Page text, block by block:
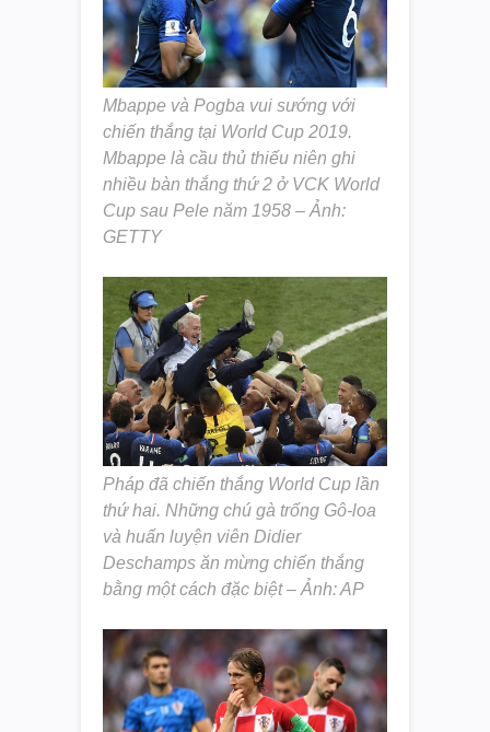
Mbappe và Pogba vui sướng với
chiến thắng tại World Cup 2019.
Mbappe là cầu thủ thiếu niên ghi
nhiều bàn thắng thứ 2 ở VCK World
Cup sau Pele năm 1958 – Ảnh:
GETTY
Pháp đã chiến thắng World Cup lần
thứ hai. Những chú gà trống Gô-loa
và huấn luyện viên Didier
Deschamps ăn mừng chiến thắng
bằng một cách đặc biệt – Ảnh: AP